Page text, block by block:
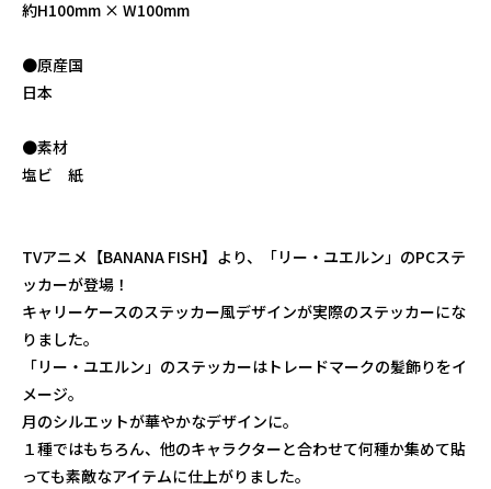
約H100mm × W100mm
●原産国
日本
●素材
塩ビ 紙
TVアニメ【BANANA FISH】より、「リー・ユエルン」のPCステ
ッカーが登場！
キャリーケースのステッカー風デザインが実際のステッカーにな
りました。
「リー・ユエルン」のステッカーはトレードマークの髪飾りをイ
メージ。
月のシルエットが華やかなデザインに。
１種ではもちろん、他のキャラクターと合わせて何種か集めて貼
っても素敵なアイテムに仕上がりました。